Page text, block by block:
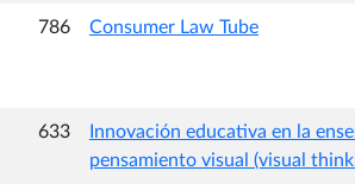
786 Consumer Law Tube
633
Innovación educativa en la
pensamiento visual (visual